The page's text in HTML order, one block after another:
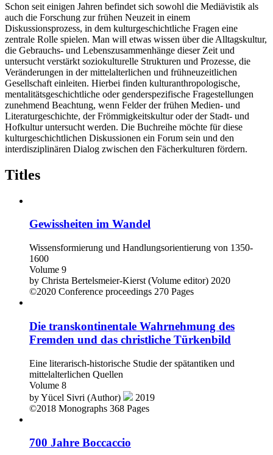
Schon seit einigen Jahren befindet sich sowohl die Mediävistik als
auch die Forschung zur frühen Neuzeit in einem
Diskussionsprozess, in dem kulturgeschichtliche Fragen eine
zentrale Rolle spielen. Man will etwas wissen über die Alltagskultur,
die Gebrauchs- und Lebenszusammenhänge dieser Zeit und
untersucht verstärkt soziokulturelle Strukturen und Prozesse, die
Veränderungen in der mittelalterlichen und frühneuzeitlichen
Gesellschaft einleiten. Hierbei finden kulturanthropologische,
mentalitätsgeschichtliche oder genderspezifische Fragestellungen
zunehmend Beachtung, wenn Felder der frühen Medien- und
Literaturgeschichte, der Frömmigkeitskultur oder der Stadt- und
Hofkultur untersucht werden. Die Buchreihe möchte für diese
kulturgeschichtlichen Diskussionen ein Forum sein und den
interdisziplinären Dialog zwischen den Fächerkulturen fördern.
Titles
Gewissheiten im Wandel
Wissensformierung und Handlungsorientierung von 1350-
1600
Volume 9
by Christa Bertelsmeier-Kierst (Volume editor) 2020
©2020 Conference proceedings 270 Pages
Die transkontinentale Wahrnehmung des
Fremden und das christliche Türkenbild
Eine literarisch-historische Studie der spätantiken und
mittelalterlichen Quellen
Volume 8
byYücel Sivri (Author)
2019
©2018 Monographs 368 Pages
700 Jahre Boccaccio